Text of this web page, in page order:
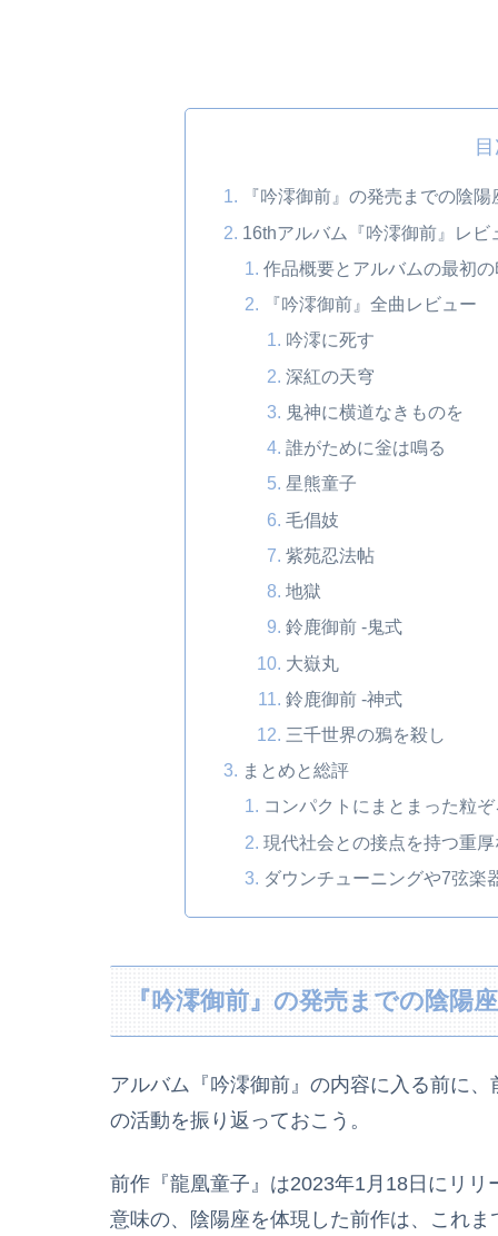
『吟澪御前』の発売までの陰
16thアルバム『吟澪御前』レビ
作品概要とアルバムの最初
『吟澪御前』全曲レビュー
吟澪に死す
深紅の天穹
鬼神に横道なきものを
誰がために釡は鳴る
星熊童子
毛倡妓
紫苑忍法帖
地獄
鈴鹿御前 -鬼式
大嶽丸
鈴鹿御前 -神式
三千世界の鴉を殺し
まとめと総評
コンパクトにまとまった粒
現代社会との接点を持つ重
ダウンチューニングや7弦楽
『吟澪御前』の発売までの陰陽
アルバム『吟澪御前』の内容に入る前に
の活動を振り返っておこう。
前作『龍凰童子』は2023年1月18日にリ
意味の、陰陽座を体現した前作は、これ